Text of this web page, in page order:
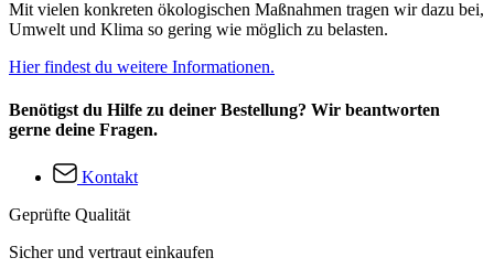
Mit vielen konkreten ökologischen Maßnahmen tragen wir dazu bei,
Umwelt und Klima so gering wie möglich zu belasten.
Hier findest du weitere Informationen.
Benötigst du Hilfe zu deiner Bestellung? Wir beantworten
gerne deine Fragen.
Kontakt
Geprüfte Qualität
Sicher und vertraut einkaufen